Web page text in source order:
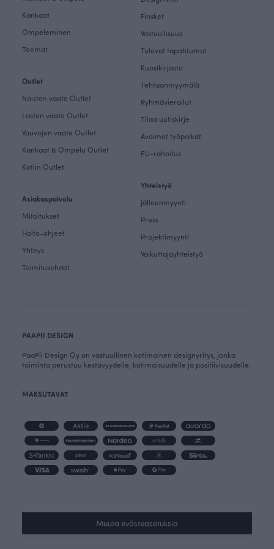
Kankaat
Ompeleminen
Teemat
Outlet
Naisten vaate Outlet
Lasten vaate Outlet
Vauvojen vaate Outlet
Kankaat & Ompelu Outlet
Kotiin Outlet
Asiakaspalvelu
Mitoitukset
Hoito-ohjeet
Yhteys
Toimitusehdot
Finsket
Vastuullisuus
Tulevat tapahtumat
Kuosikirjasto
Tehtaanmyymälä
Ryhmävierailut
Tilaa uutiskirje
Avoimet työpaikat
EU-rahoitus
Yhteistyö
Jälleenmyynti
Press
Projektimyynti
Vaikuttajayhteistyö
PAAPII DESIGN
PaaPii Design Oy on vastuullinen kotimainen designyritys, jonka
toiminta perustuu kestävyydelle, kotimaisuudelle ja positiivisuudelle.
MAKSUTAVAT
Muuta evästeasetuksia